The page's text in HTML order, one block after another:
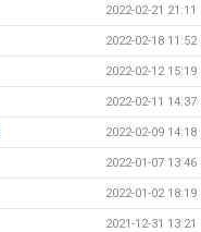
2022-02-21 21:11
2022-02-18 11:52
2022-02-12 15:19
2022-02-11 14:37
2022-02-09 14:18
2022-01-07 13:46
2022-01-02 18:19
2021-12-31 13:21